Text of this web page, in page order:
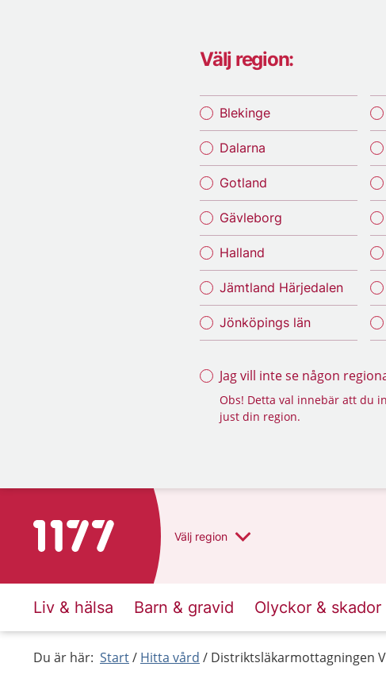
Välj region:
Blekinge
Dalarna
Gotland
Gävleborg
Halland
Jämtland Härjedalen
Jönköpings län
Jag vill inte se någon
Obs! Detta val innebär att du
just din region.
Till startsidan för 1177 Välj region
Liv & hälsa Barn & gravid Olyckor & skador
Du är här: Start Hitta vård Distriktsläkarmottagningen